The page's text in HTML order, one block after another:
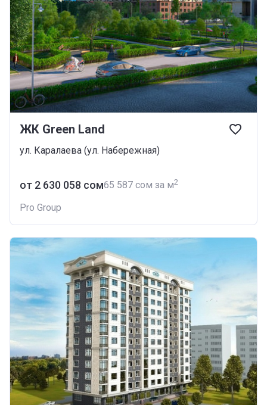
ЖК Green Land
ул. Каралаева (ул. Набережная)
от ‍2 630 058 сом‍65 587 сом за м2
Pro Group